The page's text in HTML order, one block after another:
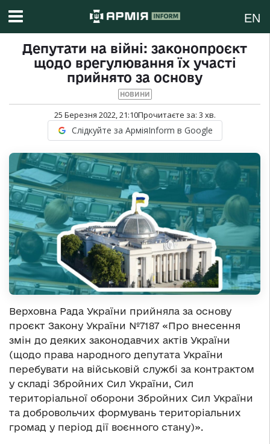
EN
Депутати на війні: законопроєкт
щодо врегулювання їх участі
прийнято за основу
НОВИНИ
25 Березня 2022, 21:10Прочитаєте за: 3 хв.
Слідкуйте за АрміяInform в Google
Верховна Рада України прийняла за основу
проєкт Закону України №7187 «Про внесення
змін до деяких законодавчих актів України
(щодо права народного депутата України
перебувати на військовій службі за контрактом
у складі Збройних Сил України, Сил
територіальної оборони Збройних Сил України
та добровольчих формувань територіальних
громад у період дії воєнного стану)».